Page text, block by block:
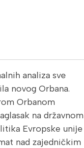
analiza sve
novog Orbana.
Orbanom
na državnom
Evropske unije
nad zajedničkim